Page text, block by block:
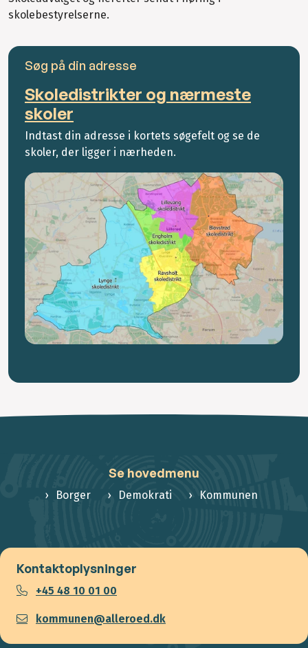
skolebestyrelserne.
Søg på din adresse
Skoledistrikter og nærmeste
skoler
Indtast din adresse i kortets søgefelt og se de
skoler, der ligger i nærheden.
Se hovedmenu
Borger Demokrati Kommunen
Kontaktoplysninger
+45 48 10 01 00
kommunen@alleroed.dk